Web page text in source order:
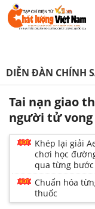
DIỄN ĐÀN CHÍNH
Tai nạn giao
người tử
Khép lại giải
chơi học
qua từng
Chuẩn hóa
thuốc